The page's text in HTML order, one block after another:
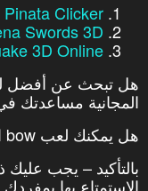
Clicker
Swords 3D
3D Online
هل تبحث عن أفضل
المجانية مساعدتك
هل يمكنك لعب bow الألعاب مع أصدقائك؟
الاستمتاع بها